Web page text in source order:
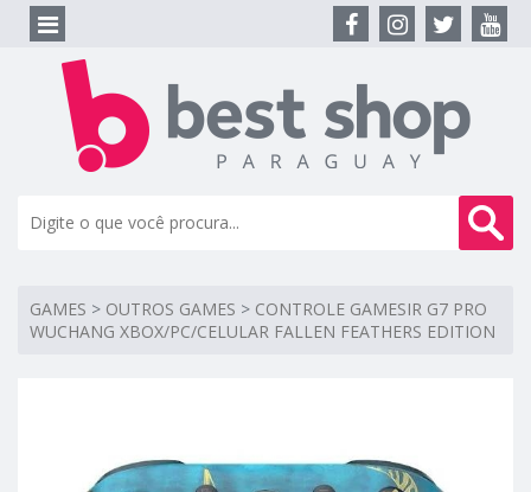
GAMES > OUTROS GAMES > CONTROLE GAMESIR G7 PRO
WUCHANG XBOX/PC/CELULAR FALLEN FEATHERS EDITION